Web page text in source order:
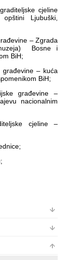
cjeline
Ljubuški,
– Zgrada
Bosne i
BiH;
– kuća
BiH;
građevine –
nacionalnim
cjeline –